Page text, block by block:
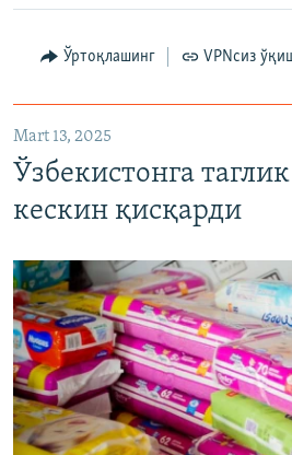
Ўртоқлашинг VPNсиз
Mart 13, 2025
Ўзбекистонга
кескин қисқарди